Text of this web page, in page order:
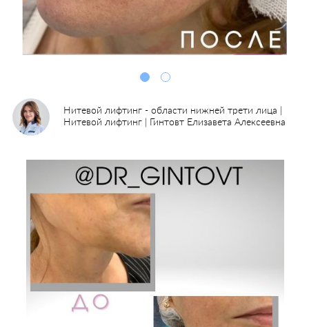
Нитевой лифтинг - области нижней трети лица |
Нитевой лифтинг | Гинтовт Елизавета Алексеевна